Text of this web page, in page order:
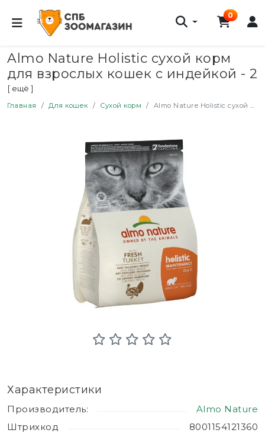
0
Almo Nature Holistic сухой корм
для взрослых кошек с индейкой - 2
кг
[ ещё ]
Главная Для кошек Сухой корм Almo Nature Holistic сухой корм для взрослых кошек с индейкой - 2 кг
Характеристики
Производитель:
Almo Nature
Штрихкод
8001154121360